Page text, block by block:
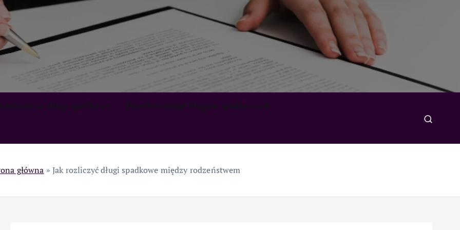
główna »Jak rozliczyć długi spadkowe między rodzeństwem